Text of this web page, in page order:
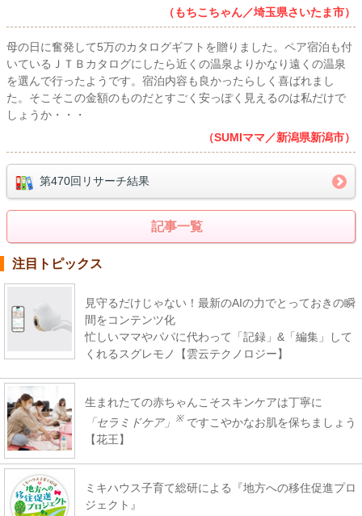
（もちこちゃん／埼玉県さいたま市）
母の日に奮発して5万のカタログギフトを贈りました。ペア宿泊も付
いているＪＴＢカタログにしたら近くの温泉よりかなり遠くの温泉
を選んで行ったようです。宿泊内容も良かったらしく喜ばれまし
た。そこそこの金額のものだとすごく安っぽく見えるのは私だけで
しょうか・・・
（SUMIママ／新潟県新潟市）
第470回リサーチ結果
記事一覧
注目トピックス
見守るだけじゃない！最新のAIの力でとっておきの瞬
間をコンテンツ化
忙しいママやパパに代わって「記録」&「編集」して
くれるスグレモノ【雲云テクノロジー】
生まれたての赤ちゃんこそスキンケアは丁寧に
「セラミドケア」
※ ですこやかなお肌を保ちましょう
【花王】
ミキハウス子育て総研による『地方への移住促進プロ
ジェクト』